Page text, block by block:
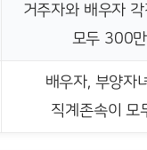
거주자와 배우자
모두 300
배우자, 부양자
직계존속이 모